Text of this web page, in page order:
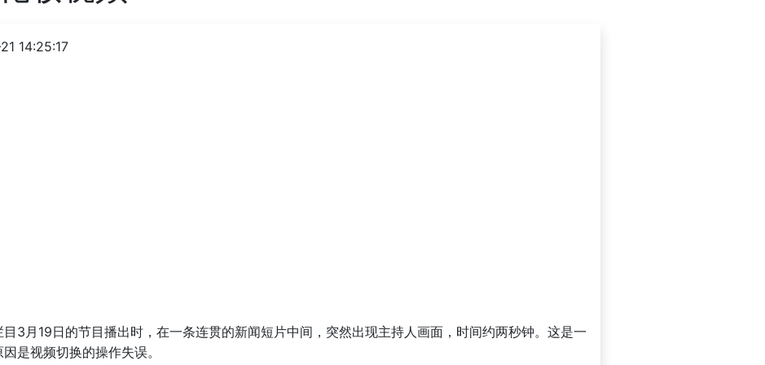
14:25:17
3月19日的节目播出时，在一条连贯的新闻短片中间，突然出现主持人画面，时间约两秒钟。这是一
是视频切换的操作失误。